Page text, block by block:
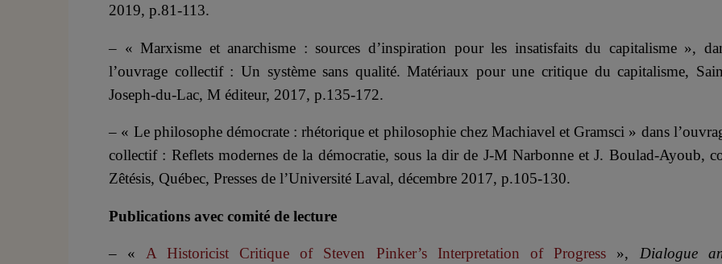
2019, p.81-113.
– « Marxisme et anarchisme : sources d’inspiration pour les insatisfaits du capitalisme »,
l’ouvrage collectif : Un système sans qualité. Matériaux pour une critique du capitalisme,
Joseph-du-Lac, M éditeur, 2017, p.135-172.
– « Le philosophe démocrate : rhétorique et philosophie chez Machiavel et Gramsci » dans
collectif : Reflets modernes de la démocratie, sous la dir de J-M Narbonne et J. Boulad-Ayoub,
Zêtésis, Québec, Presses de l’Université Laval, décembre 2017, p.105-130.
Publications avec comité de lecture
– « A Historicist Critique of Steven Pinker’s Interpretation of Progress », Dialogue